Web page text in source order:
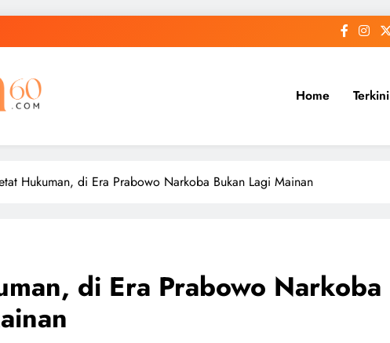
Home Terkini
Hukuman, di Era Prabowo Narkoba Bukan Lagi Mainan
di Era Prabowo Narkoba